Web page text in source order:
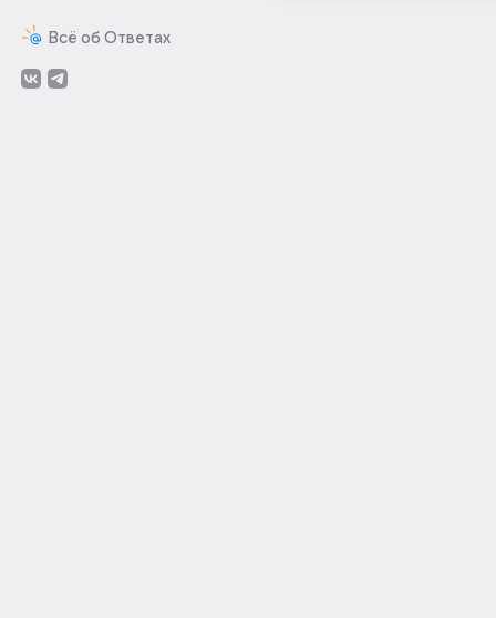
Всё об Ответах